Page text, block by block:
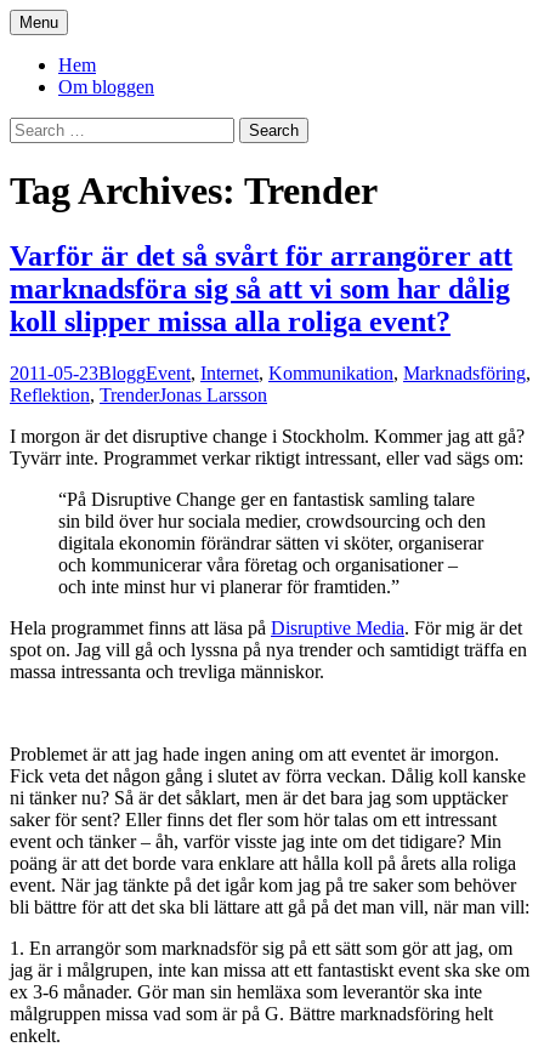
Skip
to
content
You. Me. We.
Menu
Hem
Om bloggen
Search
for:
Tag Archives: Trender
Varför är det så svårt för arrangörer att
marknadsföra sig så att vi som har dålig
koll slipper missa alla roliga event?
2011-05-23BloggEvent, Internet, Kommunikation, Marknadsföring,
Reflektion, TrenderJonas Larsson
I morgon är det disruptive change i Stockholm. Kommer jag att gå?
Tyvärr inte. Programmet verkar riktigt intressant, eller vad sägs om:
“På Disruptive Change ger en fantastisk samling talare
sin bild över hur sociala medier, crowdsourcing och den
digitala ekonomin förändrar sätten vi sköter, organiserar
och kommunicerar våra företag och organisationer –
och inte minst hur vi planerar för framtiden.”
Hela programmet finns att läsa på Disruptive Media. För mig är det
spot on. Jag vill gå och lyssna på nya trender och samtidigt träffa en
massa intressanta och trevliga människor.
Problemet är att jag hade ingen aning om att eventet är imorgon.
Fick veta det någon gång i slutet av förra veckan. Dålig koll kanske
ni tänker nu? Så är det såklart, men är det bara jag som upptäcker
saker för sent? Eller finns det fler som hör talas om ett intressant
event och tänker – åh, varför visste jag inte om det tidigare? Min
poäng är att det borde vara enklare att hålla koll på årets alla roliga
event. När jag tänkte på det igår kom jag på tre saker som behöver
bli bättre för att det ska bli lättare att gå på det man vill, när man vill:
1. En arrangör som marknadsför sig på ett sätt som gör att jag, om
jag är i målgrupen, inte kan missa att ett fantastiskt event ska ske om
ex 3-6 månader. Gör man sin hemläxa som leverantör ska inte
målgruppen missa vad som är på G. Bättre marknadsföring helt
enkelt.